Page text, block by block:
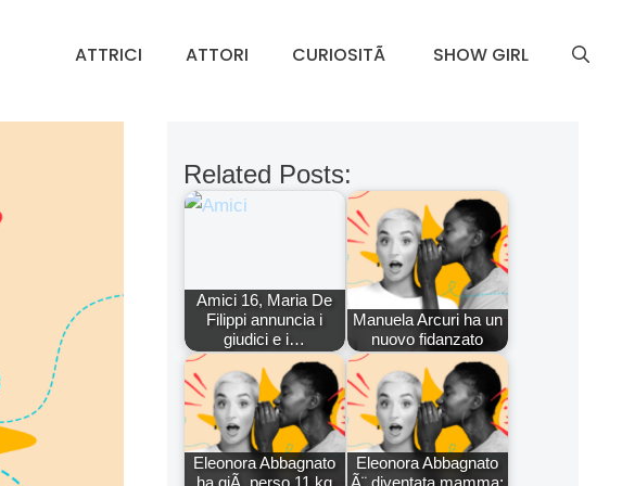
ATTRICI ATTORI CURIOSITÃ SHOW GIRL
Related Posts:
Amici 16, Maria De
Filippi annuncia i
giudici e i…
Manuela Arcuri ha un
nuovo fidanzato
Eleonora Abbagnato
Eleonora Abbagnato